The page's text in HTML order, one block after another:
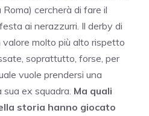
cercherà di fare il
ai nerazzurri. Il derby di
valore molto più alto rispetto
soprattutto, forse, per
vuole prendersi una
ex squadra. Ma quali
storia hanno giocato